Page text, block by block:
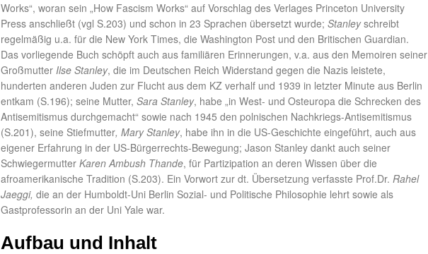
Works“, woran sein „How Fascism Works“ auf Vorschlag des Verlages Princeton University
Press anschließt (vgl S.203) und schon in 23 Sprachen übersetzt wurde; Stanleyschreibt
regelmäßig u.a. für die New York Times, die Washington Post und den Britischen Guardian.
Das vorliegende Buch schöpft auch aus familiären Erinnerungen, v.a. aus den Memoiren seiner
Großmutter Ilse Stanley, die im Deutschen Reich Widerstand gegen die Nazis leistete,
hunderten anderen Juden zur Flucht aus dem KZ verhalf und 1939 in letzter Minute aus Berlin
entkam (S.196); seine Mutter, Sara Stanley, habe „in West- und Osteuropa die Schrecken des
Antisemitismus durchgemacht“ sowie nach 1945 den polnischen Nachkriegs-Antisemitismus
(S.201), seine Stiefmutter, Mary Stanley, habe ihn in die US-Geschichte eingeführt, auch aus
eigener Erfahrung in der US-Bürgerrechts-Bewegung; Jason Stanley dankt auch seiner
Schwiegermutter Karen Ambush Thande, für Partizipation an deren Wissen über die
afroamerikanische Tradition (S.203). Ein Vorwort zur dt. Übersetzung verfasste Prof.Dr. Rahel
Jaeggi, die an der Humboldt-Uni Berlin Sozial- und Politische Philosophie lehrt sowie als
Gastprofessorin an der Uni Yale war.
Aufbau und Inhalt